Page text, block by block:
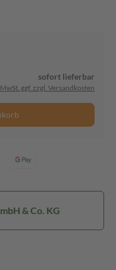
sofort lieferbar
ggf. zzgl. Versandkosten
& Co. KG